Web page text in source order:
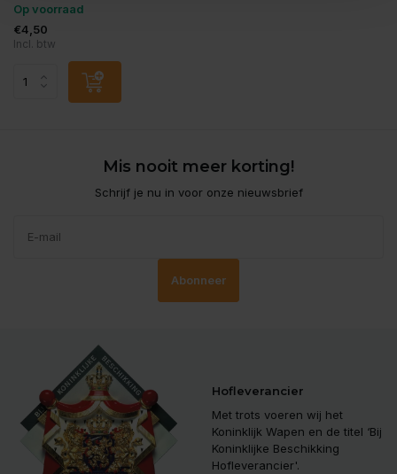
Op voorraad
€4,50
Incl. btw
Mis nooit meer korting!
Schrijf je nu in voor onze nieuwsbrief
Abonneer
Hofleverancier
Met trots voeren wij het
Koninklijk Wapen en de titel ‘Bij
Koninklijke Beschikking
Hofleverancier'.